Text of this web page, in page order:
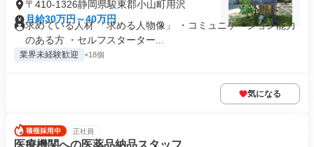
〒410-1326静岡県駿東郡小山町用沢
月給30万円～40万円
求めている人材 「求める人物像」 ・コミュニケーション能力
のある方 ・セルフスターター...
業界未経験歓迎 +18個
気になる
正社員
医療機関への医薬品納品スタッフ